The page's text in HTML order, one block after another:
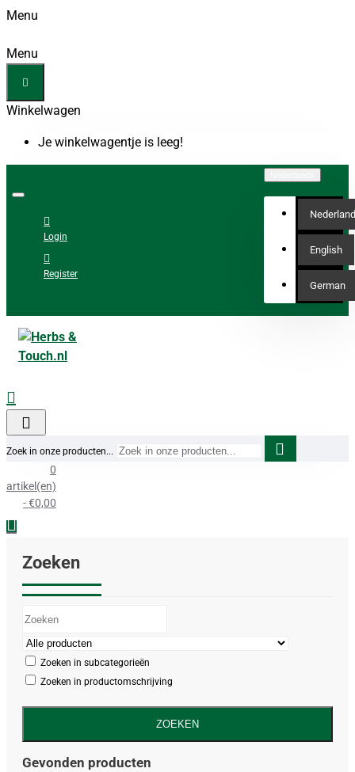
Menu
Menu
Winkelwagen
Je winkelwagentje is leeg!
Login
Register
English
German
Zoek in onze producten...
0
artikel(en)
- €0,00
Zoeken
Zoeken in subcategorieën
Zoeken in productomschrijving
ZOEKEN
Gevonden producten